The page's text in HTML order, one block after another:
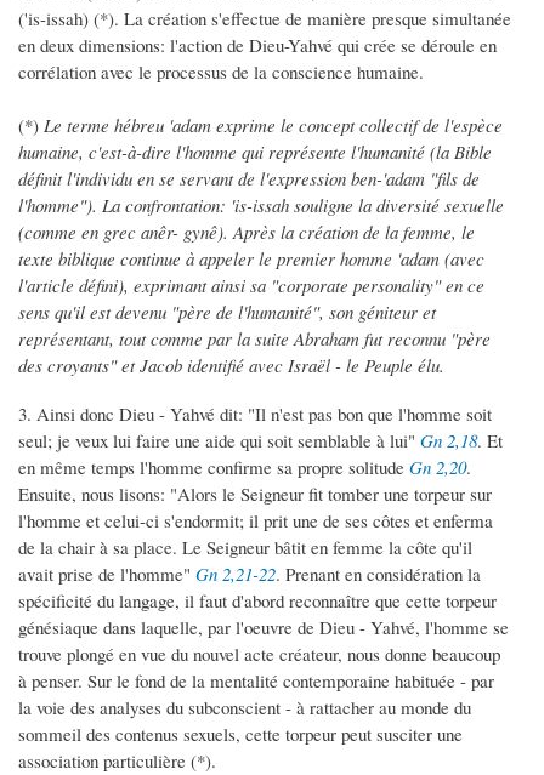
('is-issah) (*). La création s'effectue de manière presque simultanée
en deux dimensions: l'action de Dieu-Yahvé qui crée se déroule en
corrélation avec le processus de la conscience humaine.
(*) Le terme hébreu 'adam exprime le concept collectif de l'espèce
humaine, c'est-à-dire l'homme qui représente l'humanité (la Bible
définit l'individu en se servant de l'expression ben-'adam "fils de
l'homme"). La confrontation: 'is-issah souligne la diversité sexuelle
(comme en grec anêr- gynê). Après la création de la femme, le
texte biblique continue à appeler le premier homme 'adam (avec
l'article défini), exprimant ainsi sa "corporate personality" en ce
sens qu'il est devenu "père de l'humanité", son géniteur et
représentant, tout comme par la suite Abraham fut reconnu "père
des croyants" et Jacob identifié avec Israël - le Peuple élu.
3. Ainsi donc Dieu - Yahvé dit: "Il n'est pas bon que l'homme soit
seul; je veux lui faire une aide qui soit semblable à lui" Gn 2,18. Et
en même temps l'homme confirme sa propre solitude Gn 2,20.
Ensuite, nous lisons: "Alors le Seigneur fit tomber une torpeur sur
l'homme et celui-ci s'endormit; il prit une de ses côtes et enferma
de la chair à sa place. Le Seigneur bâtit en femme la côte qu'il
avait prise de l'homme" Gn 2,21-22. Prenant en considération la
spécificité du langage, il faut d'abord reconnaître que cette torpeur
génésiaque dans laquelle, par l'oeuvre de Dieu - Yahvé, l'homme se
trouve plongé en vue du nouvel acte créateur, nous donne beaucoup
à penser. Sur le fond de la mentalité contemporaine habituée - par
la voie des analyses du subconscient - à rattacher au monde du
sommeil des contenus sexuels, cette torpeur peut susciter une
association particulière (*).